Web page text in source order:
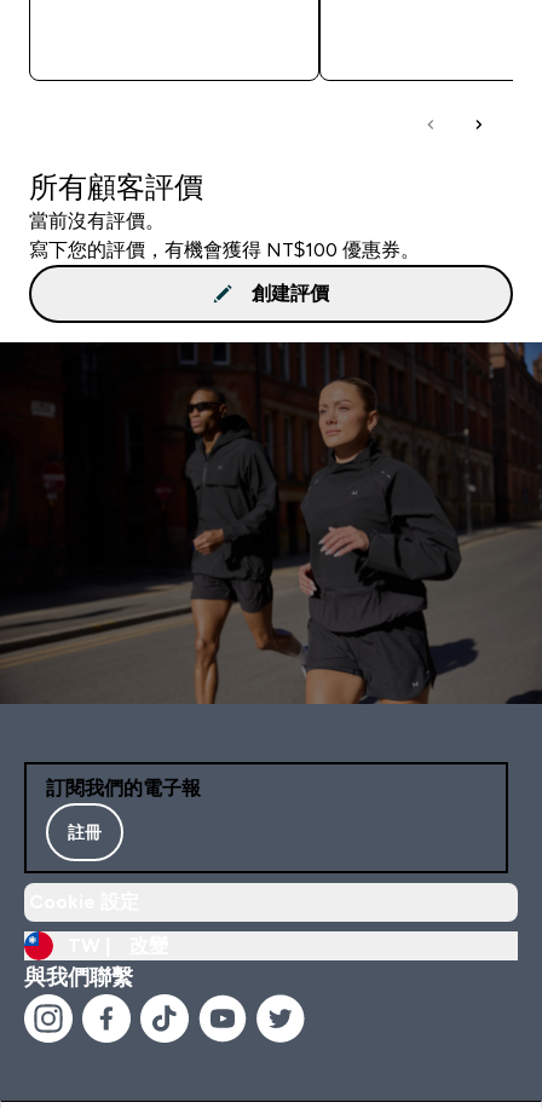
所有顧客評價
當前沒有評價。
寫下您的評價，有機會獲得 NT$100 優惠券。
創建評價
訂閱我們的電子報
註冊
與我們聯繫